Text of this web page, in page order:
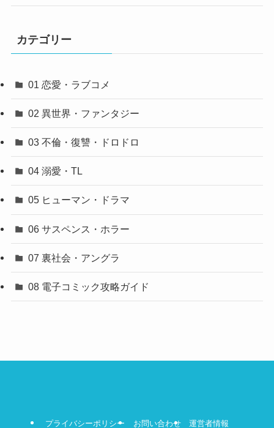
カテゴリー
01 恋愛・ラブコメ
02 異世界・ファンタジー
03 不倫・復讐・ドロドロ
04 溺愛・TL
05 ヒューマン・ドラマ
06 サスペンス・ホラー
07 裏社会・アングラ
08 電子コミック攻略ガイド
プライバシーポリシー お問い合わせ 運営者情報